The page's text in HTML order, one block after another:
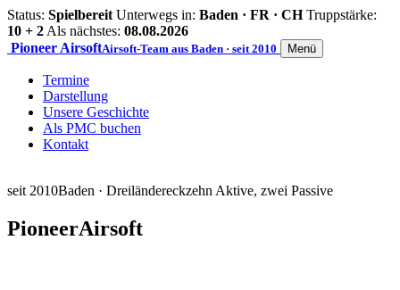
Status: Spielbereit Unterwegs in: Baden · FR · CH Truppstärke:
10 + 2 Als nächstes: 08.08.2026
Pioneer AirsoftAirsoft-Team aus Baden · seit 2010 Menü
Termine
Darstellung
Unsere Geschichte
Als PMC buchen
Kontakt
seit 2010Baden · Dreiländereckzehn Aktive, zwei Passive
PioneerAirsoft